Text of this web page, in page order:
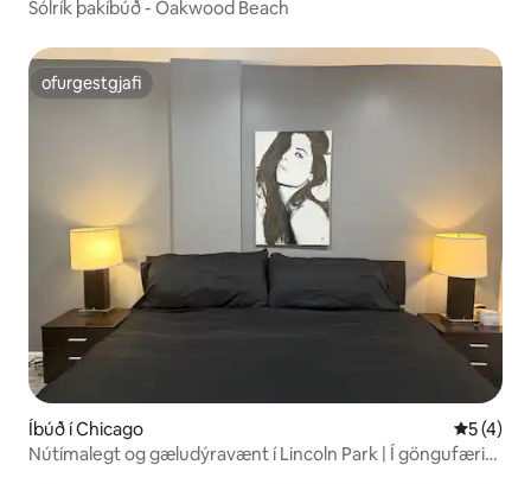
Sólrík þakíbúð - Oakwood Beach
ofurgestgjafi
ofurgestgjafi
Íbúð í Chicago 5 af 5 í
5 (4)
Nútímalegt og gæludýravænt í Lincoln Park | Í göngufæri